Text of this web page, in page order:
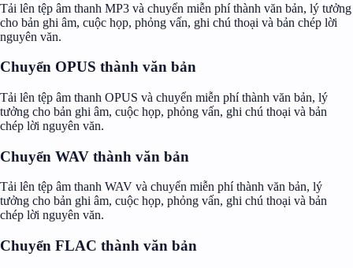
Tải lên tệp âm thanh MP3 và chuyển miễn phí thành văn bản, lý tưởng
cho bản ghi âm, cuộc họp, phỏng vấn, ghi chú thoại và bản chép lời
nguyên văn.
Chuyển OPUS thành văn bản
Tải lên tệp âm thanh OPUS và chuyển miễn phí thành văn bản, lý
tưởng cho bản ghi âm, cuộc họp, phỏng vấn, ghi chú thoại và bản
chép lời nguyên văn.
Chuyển WAV thành văn bản
Tải lên tệp âm thanh WAV và chuyển miễn phí thành văn bản, lý
tưởng cho bản ghi âm, cuộc họp, phỏng vấn, ghi chú thoại và bản
chép lời nguyên văn.
Chuyển FLAC thành văn bản